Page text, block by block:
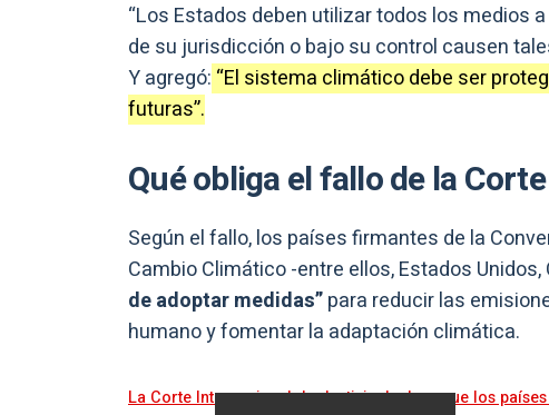
“Los Estados deben utilizar todos los medios
de su jurisdicción o bajo su control causen
Y agregó: “El sistema climático debe ser
futuras”.
Qué obliga el fallo de la Corte
Según el fallo, los países firmantes de la
Cambio Climático -entre ellos, Estados
de adoptar medidas”para reducir las
humano y fomentar la adaptación climática.
La Corte Internacional de Justicia declara que los